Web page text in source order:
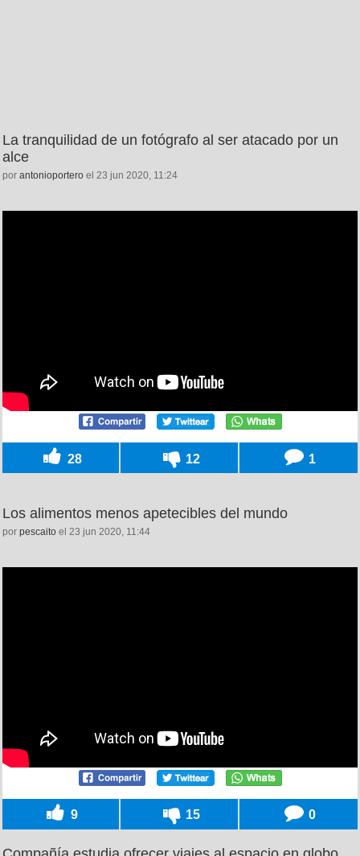
La tranquilidad de un fotógrafo al ser atacado por un
alce
por antonioportero el 23 jun 2020, 11:24
28 12 1
Los alimentos menos apetecibles del mundo
por pescaito el 23 jun 2020, 11:44
9 15 0